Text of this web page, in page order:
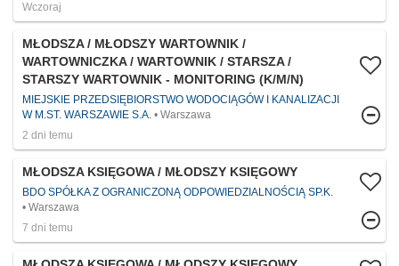
Wczoraj
MŁODSZA / MŁODSZY WARTOWNIK /
WARTOWNICZKA / WARTOWNIK / STARSZA /
STARSZY WARTOWNIK - MONITORING (K/M/N)
MIEJSKIE PRZEDSIĘBIORSTWO WODOCIĄGÓW I KANALIZACJI
W M.ST. WARSZAWIE S.A.
Warszawa
2 dni temu
MŁODSZA KSIĘGOWA / MŁODSZY KSIĘGOWY
BDO SPÓŁKA Z OGRANICZONĄ ODPOWIEDZIALNOŚCIĄ SP.K.
Warszawa
7 dni temu